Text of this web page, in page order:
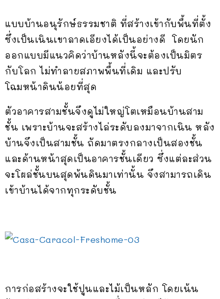
แบบบ้านอนุรักษ์ธรรมชาติ ที่สร้างเข้ากับพื้นที่ตั้ง
ซึ่งเป็นเนินเขาลาดเอียงได้เป็นอย่างดี โดยนัก
ออกแบบมีแนวคิดว่าบ้านหลังนี้จะต้องเป็นมิตร
กับโลก ไม่ทำลายสภาพพื้นที่เดิม และปรับ
โฉมหน้าดินน้อยที่สุด
ตัวอาคารสามชั้นจึงดูไม่ใหญ่โตเหมือนบ้านสาม
ชั้น เพราะบ้านจะสร้างไล่ระดับลงมาจากเนิน หลัง
บ้านจึงเป็นสามชั้น ถัดมาตรงกลางเป็นสองชั้น
และด้านหน้าสุดเป็นอาคารชั้นเดียว ซึ่งแต่ละส่วน
จะโผล่ชั้นบนสุดพ้นดินมาเท่านั้น จึงสามารถเดิน
เข้าบ้านได้จากทุกระดับชั้น
การก่อสร้างจะใช้ปูนและไม้เป็นหลัก โดยเน้น